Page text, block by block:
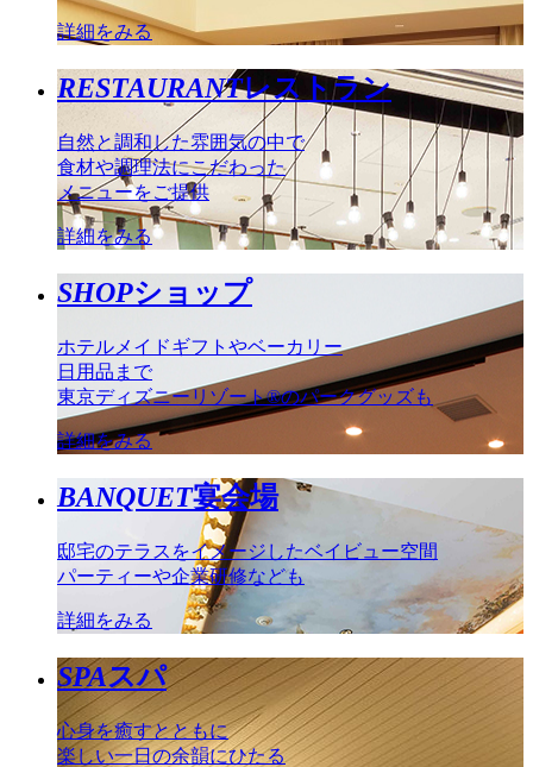
詳細をみる
RESTAURANTレストラン
自然と調和した雰囲気の中で
食材や調理法にこだわった
メニューをご提供
詳細をみる
SHOPショップ
ホテルメイドギフトやベーカリー
日用品まで
東京ディズニーリゾート®のパークグッズも
詳細をみる
BANQUET宴会場
邸宅のテラスをイメージしたベイビュー空間
パーティーや企業研修なども
詳細をみる
SPAスパ
心身を癒すとともに
楽しい一日の余韻にひたる